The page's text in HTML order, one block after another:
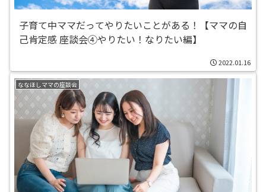
子育て中ママだってやりたいことがある！【ママの自
己肯定感 座談会④やりたい！なりたい編】
2022.01.16
ななほしママの座談会